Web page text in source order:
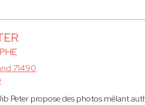
71490
Peter propose des photos mêlant